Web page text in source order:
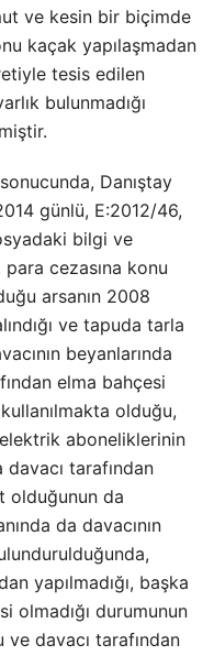
ve kesin bir biçimde
kaçak yapılaşmadan
tesis edilen
bulunmadığı
Danıştay
günlü, E:2012/46,
bilgi ve
cezasına konu
arsanın 2008
ve tapuda tarla
beyanlarında
elma bahçesi
olduğu,
aboneliklerinin
tarafından
olduğunun da
da davacının
yapılmadığı, başka
olmadığı durumunun
davacı tarafından